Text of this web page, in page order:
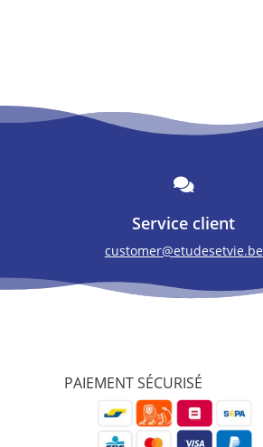

Service client
customer@etudesetvie.be
PAIEMENT SÉCURISÉ